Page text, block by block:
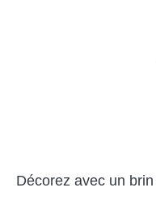
Décorez avec un